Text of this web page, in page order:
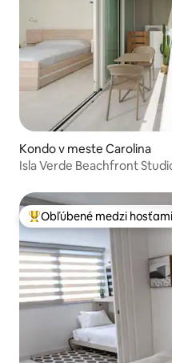
Kondo v meste Carolina
Isla Verde Beachfront
Najobľúbenejšie medzi
Obľúbené medzi hosťami